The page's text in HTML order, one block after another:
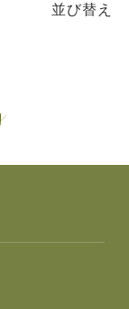
並び替え